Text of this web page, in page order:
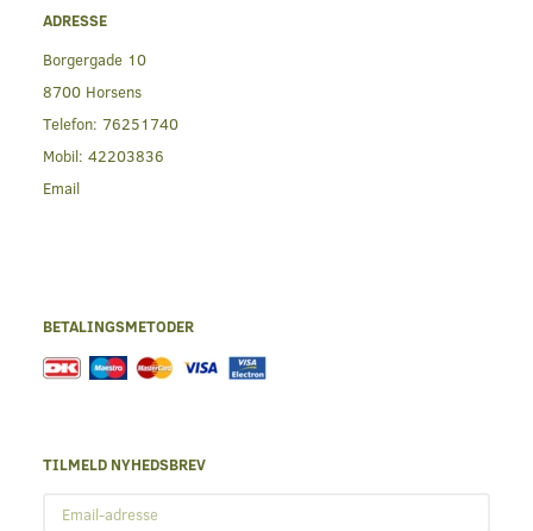
ADRESSE
Borgergade 10
8700 Horsens
Telefon: 76251740
Mobil: 42203836
Email
BETALINGSMETODER
TILMELD NYHEDSBREV
adresse